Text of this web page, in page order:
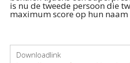
is nu de tweede persoon die
maximum score op hun naam
Downloadlink